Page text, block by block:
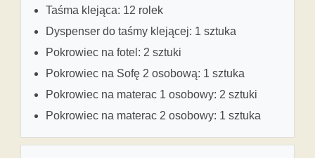
Taśma klejąca: 12 rolek
Dyspenser do taśmy klejącej: 1 sztuka
Pokrowiec na fotel: 2 sztuki
Pokrowiec na Sofę 2 osobową: 1 sztuka
Pokrowiec na materac 1 osobowy: 2 sztuki
Pokrowiec na materac 2 osobowy: 1 sztuka